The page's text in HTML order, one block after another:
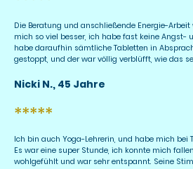
Die Beratung und anschließende Energie-
mich so viel besser, ich habe fast keine Angst-
habe daraufhin sämtliche Tabletten in
gestoppt, und der war völlig verblüfft, wie das
Nicki N., 45 Jahre
*****
Ich bin auch Yoga-Lehrerin, und habe mich bei
Es war eine super Stunde, ich konnte mich
wohlgefühlt und war sehr entspannt. Seine